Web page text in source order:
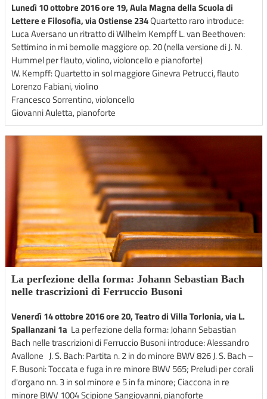
Lunedì 10 ottobre 2016 ore 19, Aula Magna della Scuola di
Lettere e Filosofia, via Ostiense 234Quartetto raro introduce:
Luca Aversano un ritratto di Wilhelm Kempff L. van Beethoven:
Settimino in mi bemolle maggiore op. 20 (nella versione di J. N.
Hummel per flauto, violino, violoncello e pianoforte)
W. Kempff: Quartetto in sol maggiore Ginevra Petrucci, flauto
Lorenzo Fabiani, violino
Francesco Sorrentino, violoncello
Giovanni Auletta, pianoforte
La perfezione della forma: Johann Sebastian Bach
nelle trascrizioni di Ferruccio Busoni
Venerdì 14 ottobre 2016 ore 20, Teatro di Villa Torlonia, via L.
Spallanzani 1aLa perfezione della forma: Johann Sebastian
Bach nelle trascrizioni di Ferruccio Busoni introduce: Alessandro
Avallone J. S. Bach: Partita n. 2 in do minore BWV 826 J. S. Bach –
F. Busoni: Toccata e fuga in re minore BWV 565; Preludi per corali
d'organo nn. 3 in sol minore e 5 in fa minore; Ciaccona in re
minore BWV 1004 Scipione Sangiovanni, pianoforte